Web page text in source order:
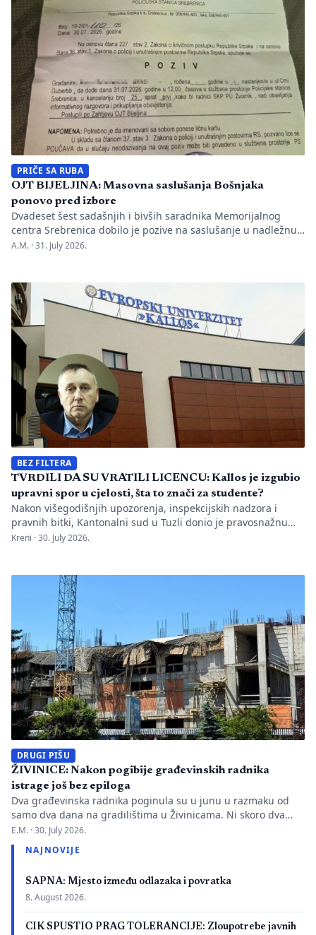
Nakon ranije podnesenih krivičnih prijava i tužbi za klevetu
protiv Anise Mahmutović i odgovornih osoba […]
PRIČE SA RUBA
OJT BIJELJINA: Masovna saslušanja Bošnjaka
ponovo pred izbore
Dvadeset šest sadašnjih i bivših saradnika Memorijalnog
centra Srebrenica dobilo je pozive na saslušanje u nadležnu
policijsku stanicu po nalogu Okružnog javnog tužilaštva u
nakon predstavljanja godišnjeg Izvještaja o negiranju
genocida. Iz Memorijalnog centra upozoravaju da se
istovremeno pozivanje […]
A.M. ·31. July 2026.
BEZ FILTERA
TVRDILI DA SU VRATILI LICENCU: Kallos je izgubio
upravni spor u cjelosti, šta to znači za studente?
Nakon višegodišnjih upozorenja, inspekcijskih nadzora i
pravnih bitki, Kantonalni sud u Tuzli donio je pravosnažnu
presudu kojom se definitivno potvrđuje trajna zabrana rada
kakva je sudbina studenata koji su uložili godine i novac u
bezvrijedne indekse? Odlukom Kantonalnog suda u […]
Kreni ·30. July 2026.
DRUGI PIŠU
ŽIVINICE: Nakon pogibije građevinskih radnika
istrage još bez epiloga
Dva građevinska radnika poginula su u junu u razmaku od
samo dva dana na gradilištima u Živinicama. Ni skoro dva
mjeseca kasnije javnosti nisu poznati uzroci nesreća, niti je
utvrđeno da li je bilo propusta u organizaciji gradilišta, zaštiti
radnika i nadzoru nad izvođenjem radova. PIŠE: Anisa
istrage, odgovornost […]
E.M. ·30. July 2026.
NAJNOVIJE
SAPNA: Mjesto između odlazaka i povratka
8. August 2026.
CIK SPUSTIO PRAG TOLERANCIJE: Zloupotrebe javnih